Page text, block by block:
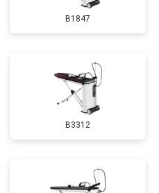
B1847
B3312